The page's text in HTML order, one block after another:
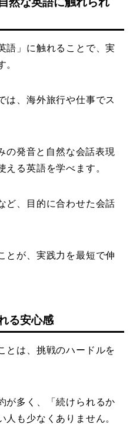
語」に触れることで、実
。
は、海外旅行や仕事でス
の発音と自然な会話表現
える英語を学べます。
ど、目的に合わせた会話
とが、実践力を最短で伸
る安心感
とは、挑戦のハードルを
が多く、「続けられるか
も少なくありません。